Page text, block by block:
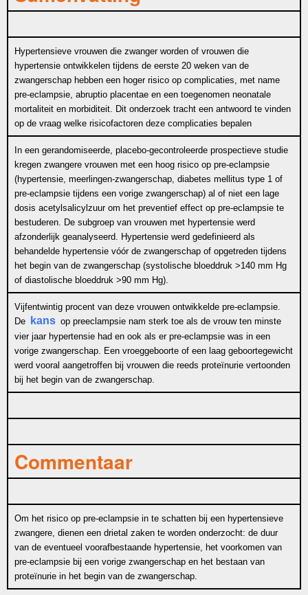
Hypertensieve vrouwen die zwanger worden of vrouwen die
hypertensie ontwikkelen tijdens de eerste 20 weken van de
zwangerschap hebben een hoger risico op complicaties, met name
pre-eclampsie, abruptio placentae en een toegenomen neonatale
mortaliteit en morbiditeit. Dit onderzoek tracht een antwoord te vinden
op de vraag welke risicofactoren deze complicaties bepalen
In een gerandomiseerde, placebo-gecontroleerde prospectieve studie
kregen zwangere vrouwen met een hoog risico op pre-eclampsie
(hypertensie, meerlingen-zwangerschap, diabetes mellitus type 1 of
pre-eclampsie tijdens een vorige zwangerschap) al of niet een lage
dosis acetylsalicylzuur om het preventief effect op pre-eclampsie te
bestuderen. De subgroep van vrouwen met hypertensie werd
afzonderlijk geanalyseerd. Hypertensie werd gedefinieerd als
behandelde hypertensie vóór de zwangerschap of opgetreden tijdens
het begin van de zwangerschap (systolische bloeddruk >140 mm Hg
of diastolische bloeddruk >90 mm Hg).
Vijfentwintig procent van deze vrouwen ontwikkelde pre-eclampsie.
De
kans op preeclampsie nam sterk toe als de vrouw ten minste
vier jaar hypertensie had en ook als er pre-eclampsie was in een
vorige zwangerschap. Een vroeggeboorte of een laag geboortegewicht
werd vooral aangetroffen bij vrouwen die reeds proteïnurie vertoonden
bij het begin van de zwangerschap.
Commentaar
Om het risico op pre-eclampsie in te schatten bij een hypertensieve
zwangere, dienen een drietal zaken te worden onderzocht: de duur
van de eventueel voorafbestaande hypertensie, het voorkomen van
pre-eclampsie bij een vorige zwangerschap en het bestaan van
proteïnurie in het begin van de zwangerschap.